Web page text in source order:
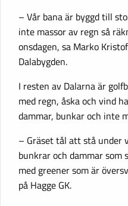
– Vår bana är byggd till
inte massor av regn så
onsdagen, sa Marko
Dalabygden.
I resten av Dalarna är
med regn, åska och vind
dammar, bunkar och inte
– Gräset tål att stå under
bunkrar och dammar som
med greener som är
på Hagge GK.